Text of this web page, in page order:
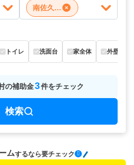
南佐久郡川上村
トイレ 洗面台 家全体 外壁
の補助金3件をチェック
検索
ムするなら要チェック